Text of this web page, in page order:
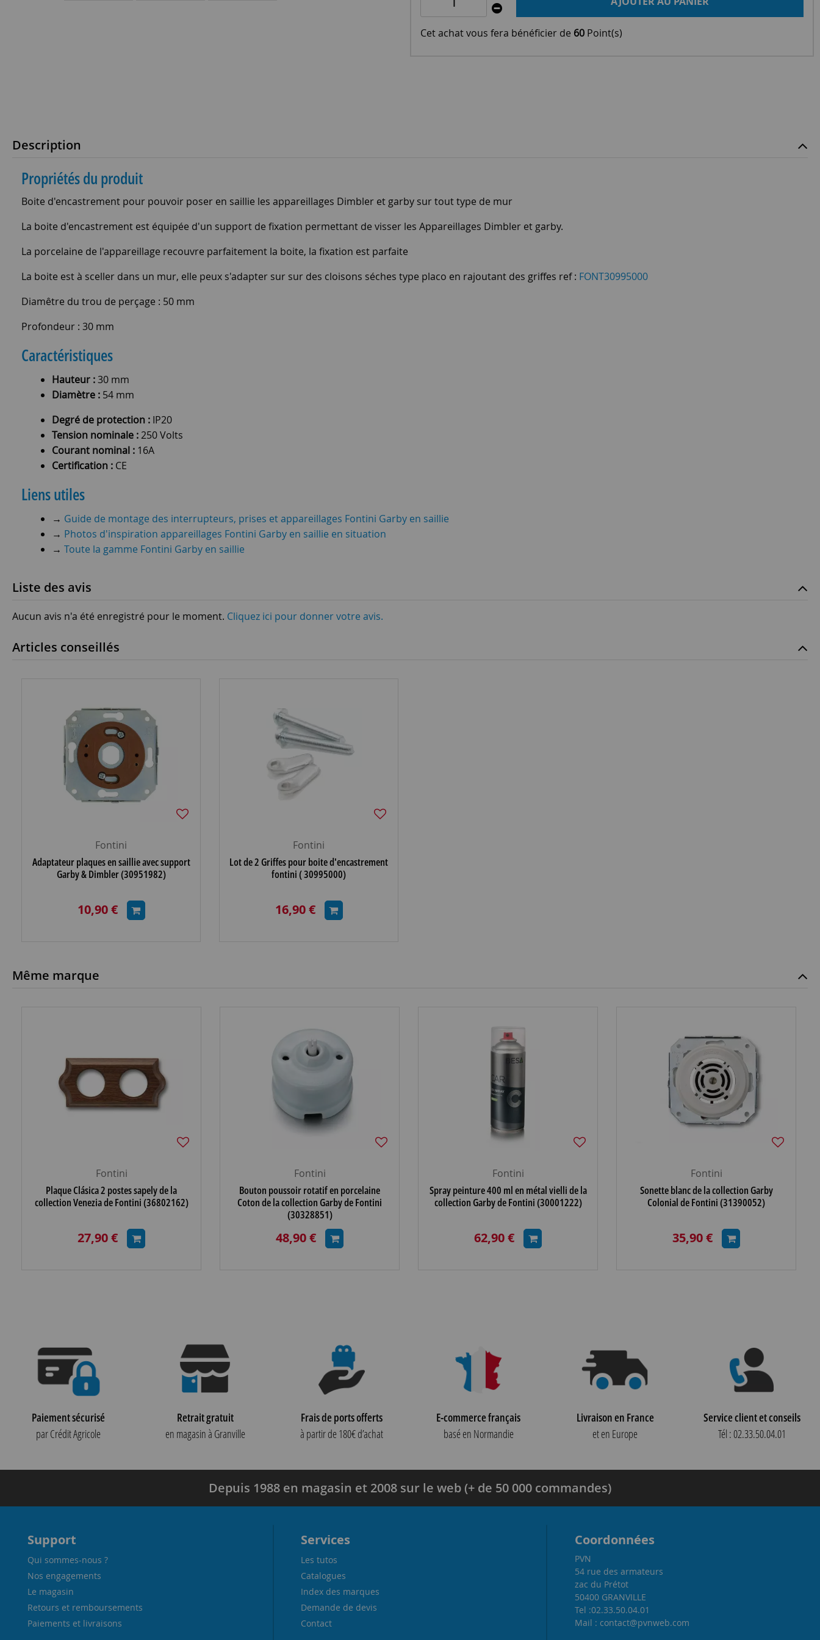
Cet achat vous fera bénéficier de 60 Point(s)
Description
Propriétés du produit
Boite d'encastrement pour pouvoir poser en saillie les appareillages Dimbler et garby sur tout type de mur
La boite d'encastrement est équipée d'un support de fixation permettant de visser les Appareillages Dimbler et garby.
La porcelaine de l'appareillage recouvre parfaitement la boite, la fixation est parfaite
La boite est à sceller dans un mur, elle peux s'adapter sur sur des cloisons séches type placo en rajoutant des griffes ref : FONT30995000
Diamêtre du trou de perçage : 50 mm
Profondeur : 30 mm
Caractéristiques
Hauteur :30 mm
Diamètre : 54 mm
Degré de protection : IP20
Tension nominale :250 Volts
Courant nominal : 16A
Certification : CE
Liens utiles
→ Guide de montage des interrupteurs, prises et appareillages Fontini Garby en saillie
→ Photos d'inspiration appareillages Fontini Garby en saillie en situation
→ Toute la gamme Fontini Garby en saillie
Liste des avis
Aucun avis n'a été enregistré pour le moment. Cliquez ici pour donner votre avis.
Articles conseillés
Fontini
Adaptateur plaques en saillie avec support
Garby & Dimbler (30951982)
10,90 €
Fontini
Lot de 2 Griffes pour boite d'encastrement
fontini ( 30995000)
16,90 €
Même marque
Fontini
Plaque Clásica 2 postes sapely de la
collection Venezia de Fontini (36802162)
27,90 €
Fontini
Bouton poussoir rotatif en porcelaine
Coton de la collection Garby de Fontini
(30328851)
48,90 €
Fontini
Spray peinture 400 ml en métal vielli de la
collection Garby de Fontini (30001222)
62,90 €
Fontini
Sonette blanc de la collection Garby
Colonial de Fontini (31390052)
35,90 €
Paiement sécurisé
par Crédit Agricole
Retrait gratuit
en magasin à Granville
Frais de ports offerts
à partir de 180€ d’achat
E-commerce français
basé en Normandie
Livraison en France
et en Europe
Service client et conseils
Tél : 02.33.50.04.01
Depuis 1988 en magasin et 2008 sur le web (+ de 50 000 commandes)
Support
Qui sommes-nous ?
Nos engagements
Le magasin
Retours et remboursements
Paiements et livraisons
Services
Les tutos
Catalogues
Index des marques
Demande de devis
Contact
Coordonnées
PVN
54 rue des armateurs
zac du Prétot
50400 GRANVILLE
Tel :02.33.50.04.01
Mail : contact@pvnweb.com